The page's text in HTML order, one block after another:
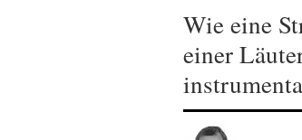
Wie eine
einer